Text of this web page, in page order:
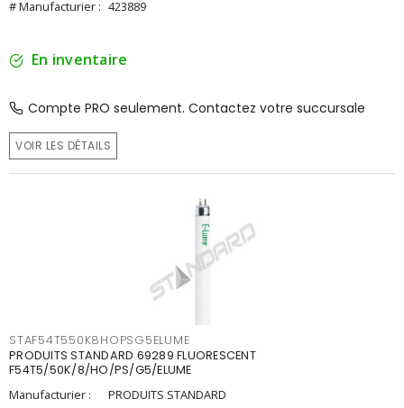
# Manufacturier : 423889
En inventaire
Compte PRO seulement. Contactez votre succursale
VOIR LES DÉTAILS
STAF54T550K8HOPSG5ELUME
PRODUITS STANDARD 69289 FLUORESCENT
F54T5/50K/8/HO/PS/G5/ELUME
Manufacturier :
PRODUITS STANDARD